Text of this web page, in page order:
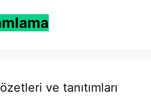
ve tanıtımları